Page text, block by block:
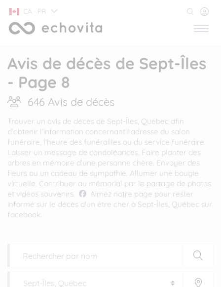
CA · FR
Avis de décès de Sept-Îles
- Page 8
646 Avis de décès
Trouver un avis de décès de Sept-Îles, Québec afin
d’obtenir l’information concernant l'adresse du salon
funéraire, l'heure des funérailles ou du service funéraire.
Laisser un message de condoléances. Faire planter des
arbres en mémoire d’une personne chère. Envoyer des
fleurs ou un cadeau de sympathie. Allumer une bougie
virtuelle. Contribuer au mémorial par le partage de photos
et vidéos souvenirs.
Aimez notre page pour rester
informé sur le décès d'un être cher à Sept-Îles, Québec sur
facebook.